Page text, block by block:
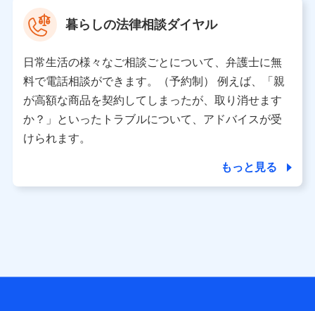
※ 当社および株式会社NTTドコモは、お客さまの情報を利
データ憲章」に定める行動原則を順守します 。
※ パーソナルデータダッシュボードの「第三者提供の管
理」の設定状態にかかわらず、共同利用する場合がありま
※ dポイントクラブ会員ではないお客さま（2019年12月11
日以降、一度もdポイントクラブ会員であったことがないお
個人データは、こちら の利用目的の範囲内に限って共同利
用します。
暮らしの法律相談ダイヤル
日常生活の様々なご相談ごとについて、弁護士に無
料で電話相談ができます。（予約制） 例えば、「親
が高額な商品を契約してしまったが、取り消せます
か？」といったトラブルについて、アドバイスが受
けられます。
もっと見る